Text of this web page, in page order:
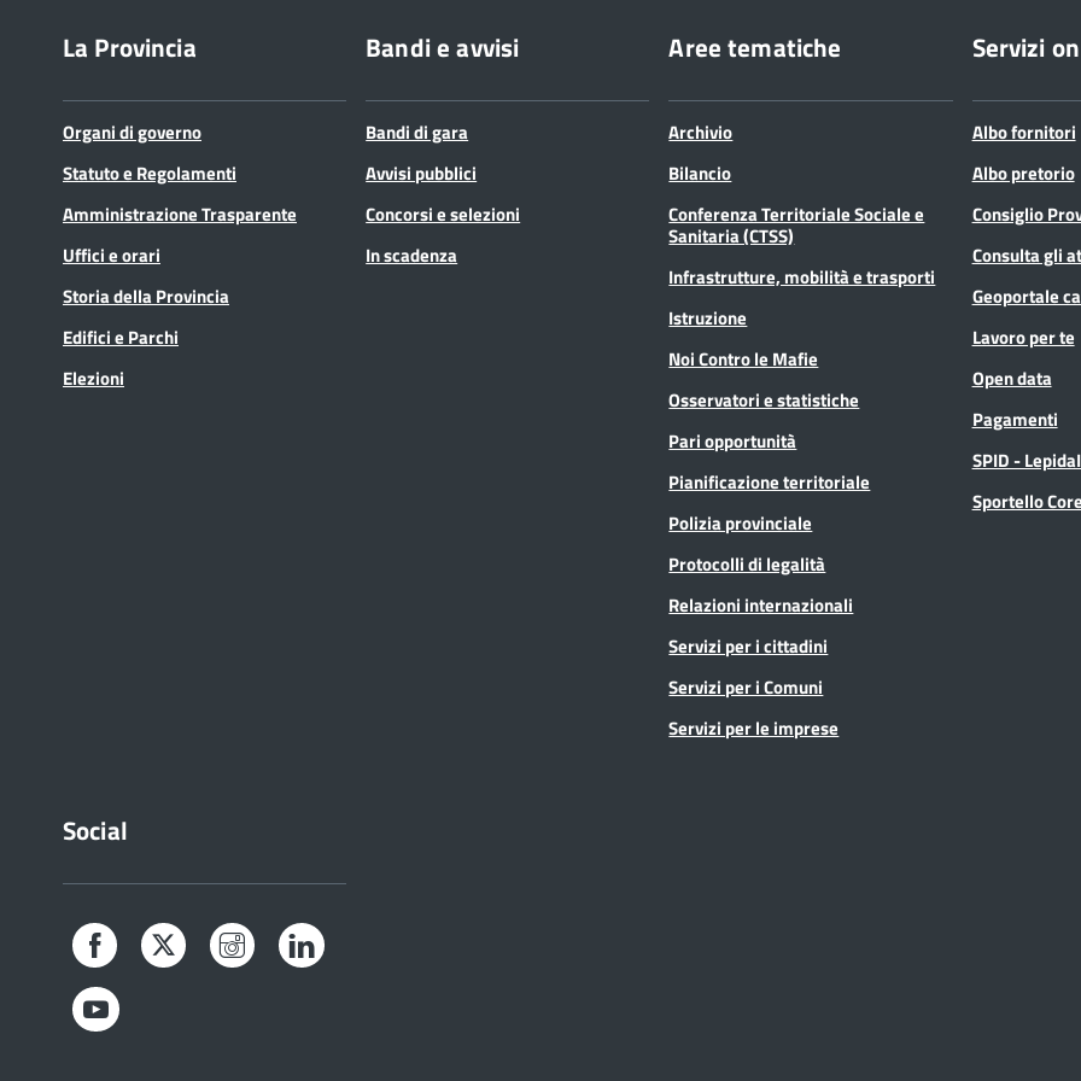
La Provincia
Organi di governo
Statuto e Regolamenti
Amministrazione Trasparente
Uffici e orari
Storia della Provincia
Edifici e Parchi
Elezioni
Bandi e avvisi
Bandi di gara
Avvisi pubblici
Concorsi e selezioni
In scadenza
Aree tematiche
Archivio
Bilancio
Conferenza Territoriale Sociale e
Sanitaria (CTSS)
Infrastrutture, mobilità e trasporti
Istruzione
Noi Contro le Mafie
Osservatori e statistiche
Pari opportunità
Pianificazione territoriale
Polizia provinciale
Protocolli di legalità
Relazioni internazionali
Servizi per i cittadini
Servizi per i Comuni
Servizi per le imprese
Servizi
Albo fornitori
Albo pretorio
Consiglio
Consulta gli
Geoportale
Lavoro per te
Open data
Pagamenti
SPID -
Sportello
Social
Facebook Twitter Instagram